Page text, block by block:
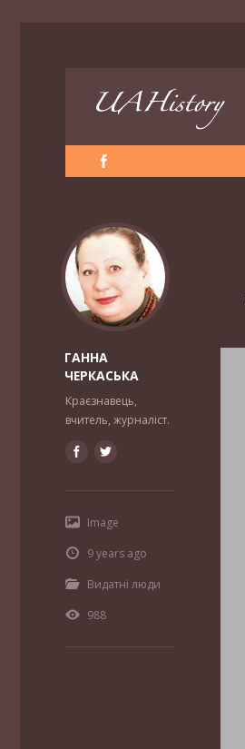
ГАННА
ЧЕРКАСЬКА
Краєзнавець,
вчитель, журналіст.
Image
9 years ago
Видатні люди
988